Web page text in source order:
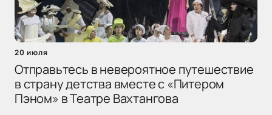
20 июля
Отправьтесь в невероятное путешествие
в страну детства вместе с «Питером
Пэном» в Театре Вахтангова